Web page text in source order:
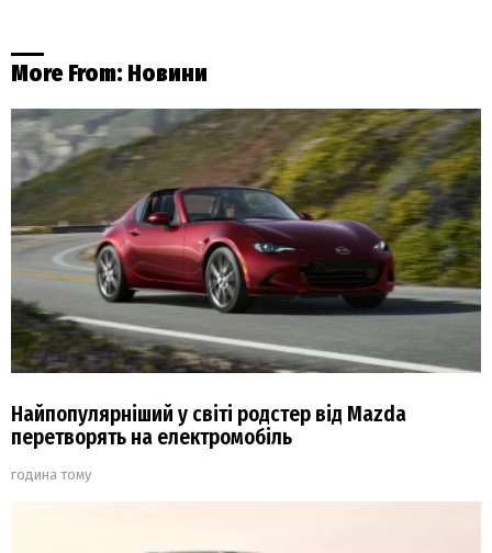
More From: Новини
Найпопулярніший у світі родстер від Mazda
перетворять на електромобіль
година тому